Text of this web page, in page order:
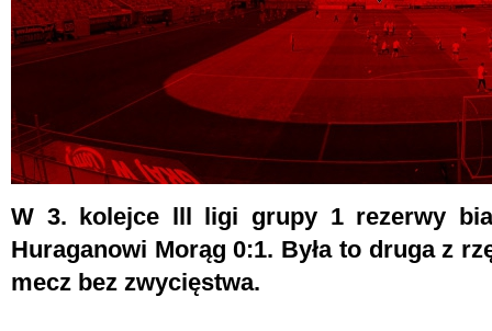
W 3. kolejce lll ligi grupy 1 rezerwy
Huraganowi Morąg 0:1. Była to druga z
mecz bez zwycięstwa.